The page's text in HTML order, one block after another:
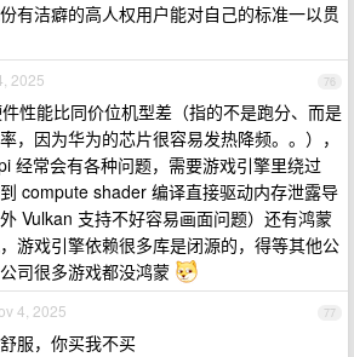
有洁癖的高人权用户能对自己的标准一以贯
76
2025
性能比同价位机型差（指的不是跑分、而是
，因为华为的芯片很容易发热降频。。），
经常会有各种问题，需要游戏引擎里绕过
到 compute shader 编译直接驱动内存泄露导
Vulkan 支持不好容易画面问题）还有鸿蒙
游戏引擎依赖很多库是闭源的，得等其他公
司很多游戏都没鸿蒙
77
4, 2025
服，你买我不买